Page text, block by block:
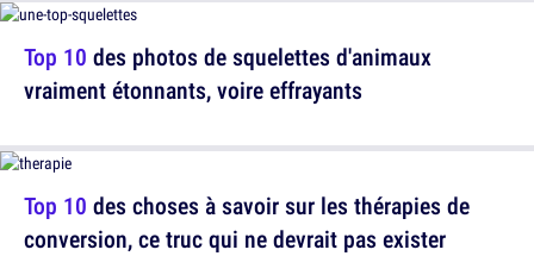
Top 10 des choses à savoir sur les thérapies de
conversion, ce truc qui ne devrait pas exister
Top 10 des photos de squelettes d'animaux
vraiment étonnants, voire effrayants